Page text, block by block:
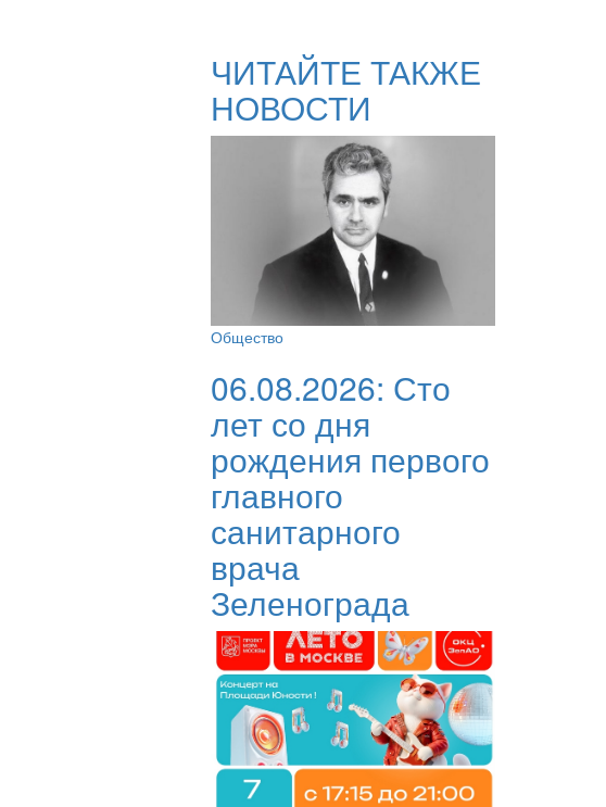
ЧИТАЙТЕ ТАКЖЕ
НОВОСТИ
Общество
06.08.2026: Сто
лет со дня
рождения первого
главного
санитарного
врача
Зеленограда